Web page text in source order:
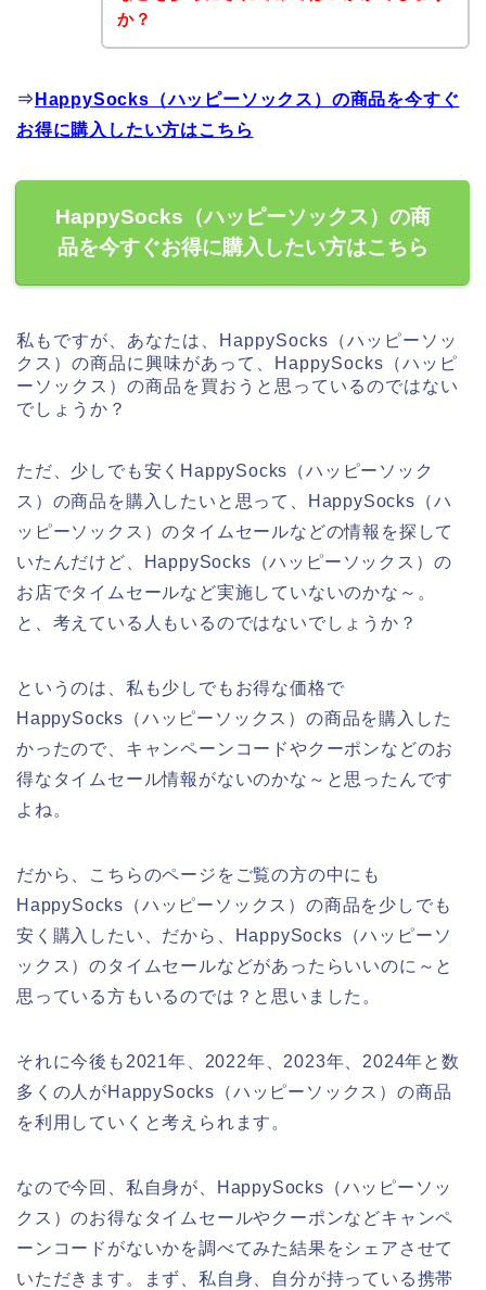
か？
⇒ HappySocks（ハッピーソックス）の商品を今すぐ
お得に購入したい方はこちら
HappySocks（ハッピーソックス）の商
品を今すぐお得に購入したい方はこちら
私もですが、あなたは、HappySocks（ハッピーソッ
クス）の商品に興味があって、HappySocks（ハッピ
ーソックス）の商品を買おうと思っているのではない
でしょうか？
ただ、少しでも安くHappySocks（ハッピーソック
ス）の商品を購入したいと思って、HappySocks（ハ
ッピーソックス）のタイムセールなどの情報を探して
いたんだけど、HappySocks（ハッピーソックス）の
お店でタイムセールなど実施していないのかな～。
と、考えている人もいるのではないでしょうか？
というのは、私も少しでもお得な価格で
HappySocks（ハッピーソックス）の商品を購入した
かったので、キャンペーンコードやクーポンなどのお
得なタイムセール情報がないのかな～と思ったんです
よね。
だから、こちらのページをご覧の方の中にも
HappySocks（ハッピーソックス）の商品を少しでも
安く購入したい、だから、HappySocks（ハッピーソ
ックス）のタイムセールなどがあったらいいのに～と
思っている方もいるのでは？と思いました。
それに今後も2021年、2022年、2023年、2024年と数
多くの人がHappySocks（ハッピーソックス）の商品
を利用していくと考えられます。
なので今回、私自身が、HappySocks（ハッピーソッ
クス）のお得なタイムセールやクーポンなどキャンペ
ーンコードがないかを調べてみた結果をシェアさせて
いただきます。まず、私自身、自分が持っている携帯